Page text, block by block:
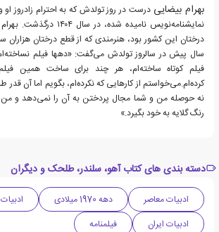
بهرام بیضاییدرست در روز تولدش که به احترام زادروز او
نمایشنامه‌نویس نامیده شده،
درختان این کشور بود، هنرمندی که از قطع درختان هزاران
فیلم کوتاه ساخته‌ام، هر چند برای ساخت همین
کرده‌ام.می‌خواستم از کارهایی که نکرده‌ام، بگویم اما آن
نه حوصله من و شما مجال پردختن به آن را نمی‌دهد و من
رنگ گلایه به خود بگیرد.»
دسته بندی های کتاب آهو، سلندر، طلحک و دیگران
ادبیات معاصر دهه 1970 میلادی
ادبیات ایران
فیلمنامه